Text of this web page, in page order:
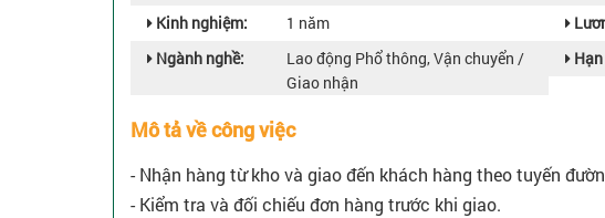
Kinh nghiệm:
1 năm
Ngành nghề:
Lao động Phổ thông, Vận chuyển /
Giao nhận
Mô tả về công việc
- Nhận hàng từ kho và giao đến khách hàng theo tuyến
- Kiểm tra và đối chiếu đơn hàng trước khi giao.